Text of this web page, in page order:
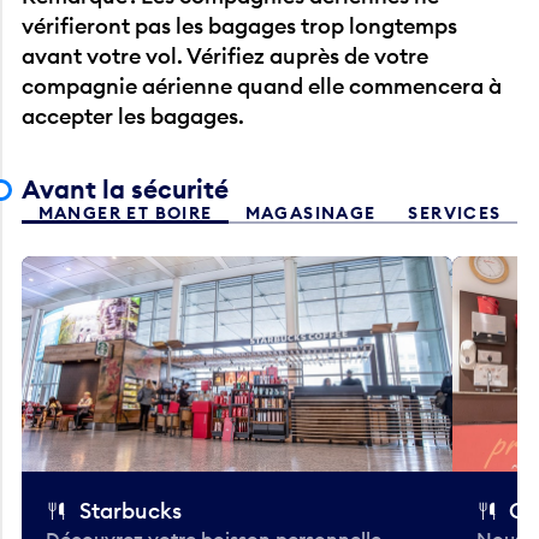
vérifieront pas les bagages trop longtemps
avant votre vol. Vérifiez auprès de votre
compagnie aérienne quand elle commencera à
accepter les bagages.
Avant la sécurité
MANGER ET BOIRE MAGASINAGE SERVICES
Starbucks